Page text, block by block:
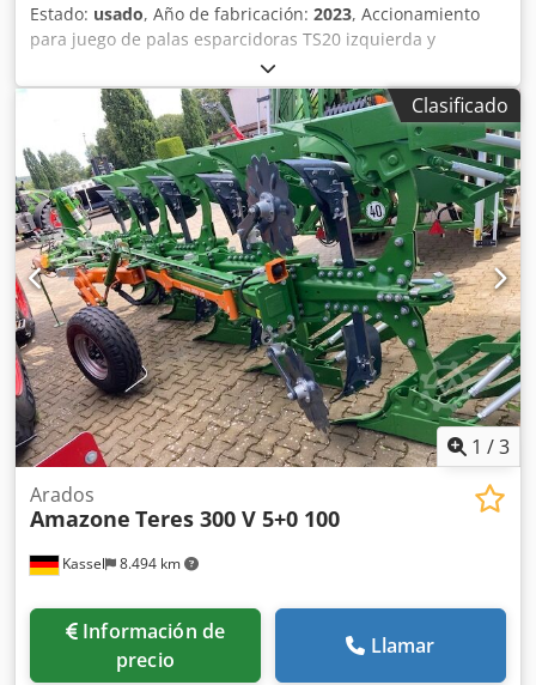
Estado: usado, Año de fabricación: 2023, Accionamiento
para juego de palas esparcidoras TS20 izquierda y
derecha, accionamiento hidráulico izquierda y derecha
con Auto TS y FlowControl, disco principal izquierda y
derecha con AutoTS, barra de protección tubular,
dispositivo de rodillo y estacionamiento abatible,
iluminación de trabajo, sensor de inclinación para sistema
de pesaje, 16 unidades EasyCheck. Dedpfot A Tzwsx Aifjkr
Clasificado
1 /3
Kassel 8.494 km
Arados
Amazone Teres 300 V 5+0 100
Información de
precio
Llamar